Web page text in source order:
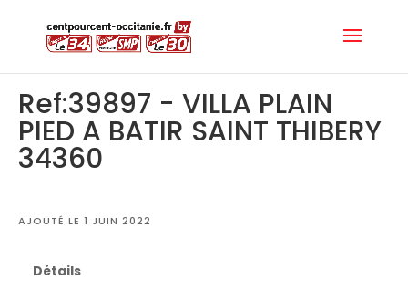
Ref:39897 - VILLA PLAIN
PIED A BATIR SAINT THIBERY
34360
AJOUTÉ LE 1 JUIN 2022
Détails